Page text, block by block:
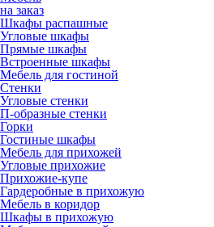
на заказ
Шкафы распашные
Угловые шкафы
Прямые шкафы
Встроенные шкафы
Мебель для гостиной
Стенки
Угловые стенки
П-образные стенки
Горки
Гостиные шкафы
Мебель для прихожей
Угловые прихожие
Прихожие-купе
Гардеробные в прихожую
Мебель в коридор
Шкафы в прихожую